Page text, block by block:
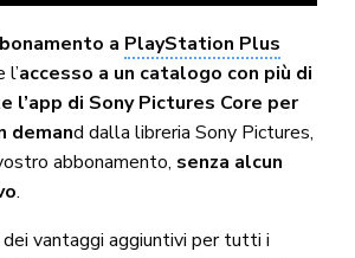
a PlayStation Plus
l’accesso a un catalogo con più di
l’app di Sony Pictures Core per
demand dalla libreria Sony Pictures,
abbonamento, senza alcun
.
dei vantaggi aggiuntivi per tutti i